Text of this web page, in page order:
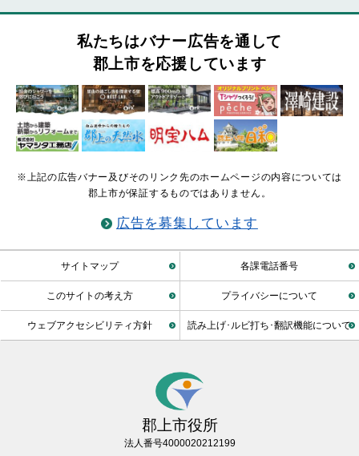
私たちはバナー広告を通して
郡上市を応援しています
※上記の広告バナー及びそのリンク先のホームページの内容については
郡上市が保証するものではありません。
広告を募集しています
サイトマップ 各課電話番号
このサイトの考え方 プライバシーについて
ウェブアクセシビリティ方針 読み上げ･ルビ打ち･翻訳機能について
郡上市役所
法人番号4000020212199